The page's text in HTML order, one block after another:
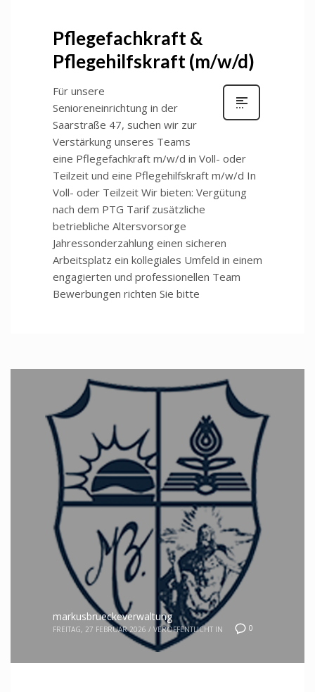
Pflegefachkraft &
Pflegehilfskraft (m/w/d)
Für unsere
Senioreneinrichtung in der
Saarstraße 47, suchen wir zur
Verstärkung unseres Teams
eine Pflegefachkraft m/w/d in Voll- oder
Teilzeit und eine Pflegehilfskraft m/w/d In
Voll- oder Teilzeit Wir bieten: Vergütung
nach dem PTG Tarif zusätzliche
betriebliche Altersvorsorge
Jahressonderzahlung einen sicheren
Arbeitsplatz ein kollegiales Umfeld in einem
engagierten und professionellen Team
Bewerbungen richten Sie bitte
0
markusbrueckeverwaltung
FREITAG, 27 FEBRUAR 2026 / VERÖFFENTLICHT IN